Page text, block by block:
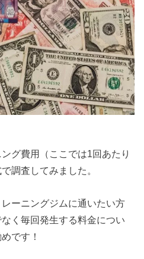
グ費用（ここでは1回あたり
調査してみました。
ーニングジムに通いたい方
く毎回発生する料金につい
です！